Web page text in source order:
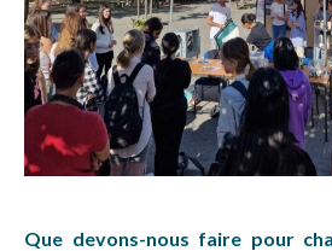
Que devons-nous faire pour